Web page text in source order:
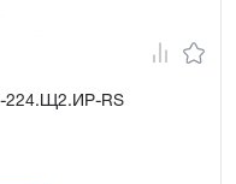
224.Щ2.ИР-RS